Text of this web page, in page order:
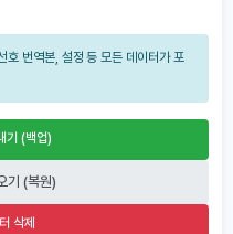
호 번역본, 설정 등 모든 데이터가 포
기 (백업)
기 (복원)
삭제